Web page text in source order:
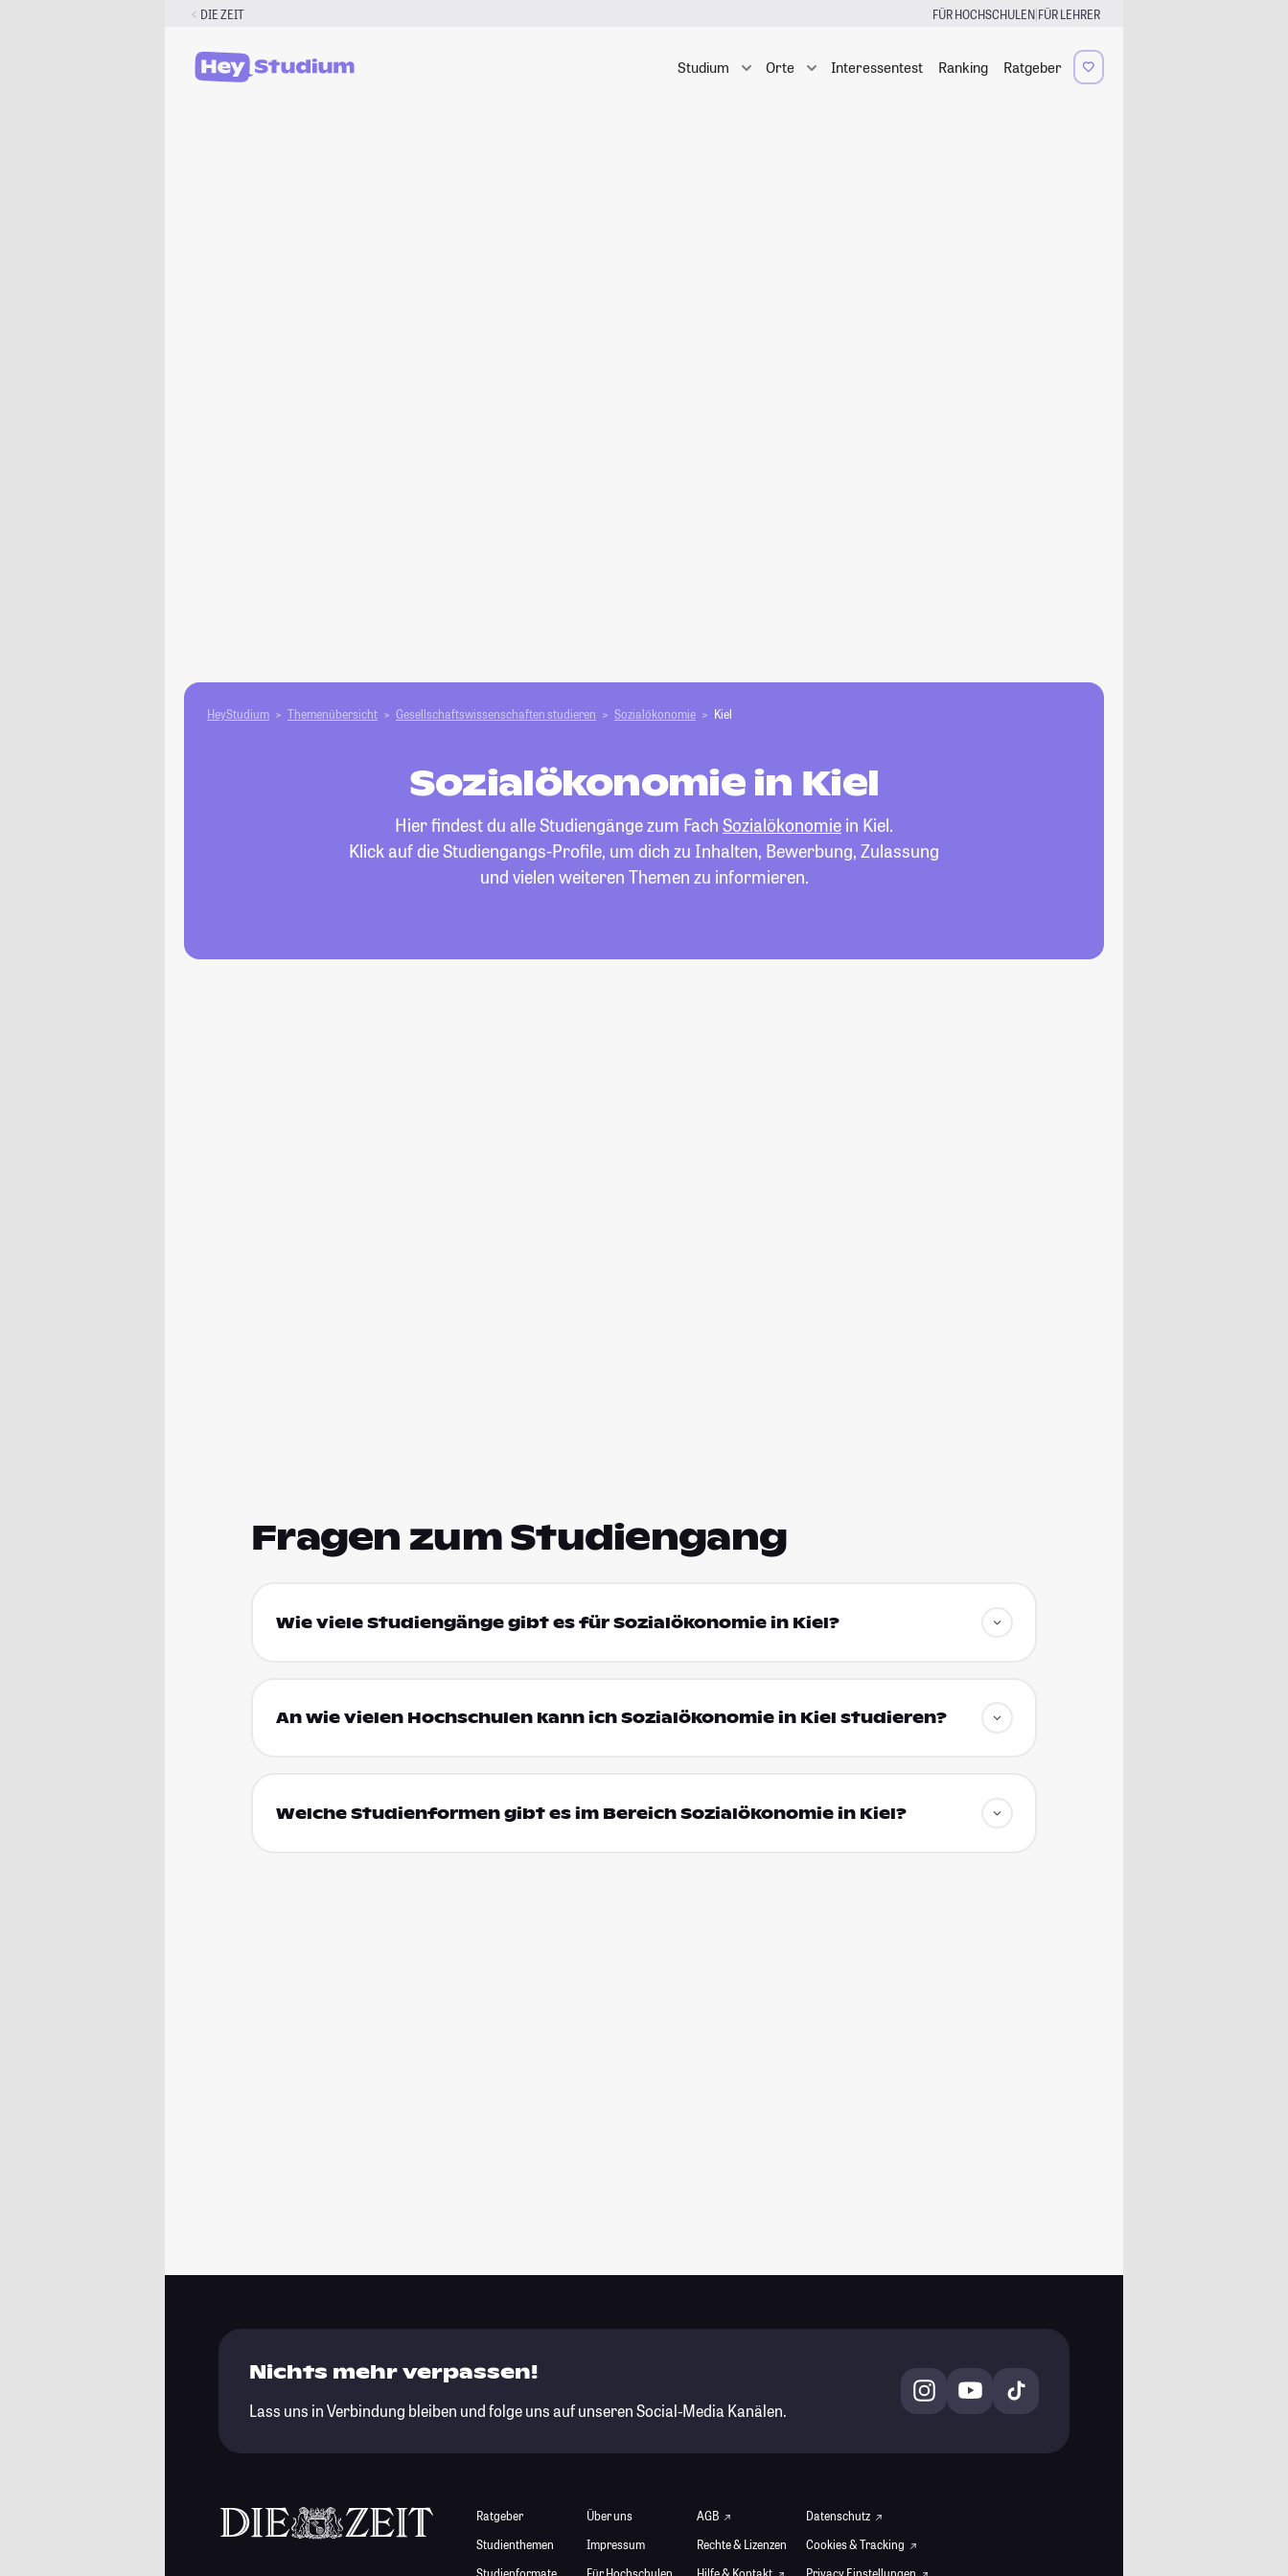
DIE ZEIT FÜR HOCHSCHULEN|FÜR LEHRER
Studium Orte Interessentest Ranking Ratgeber
HeyStudium Themenübersicht Gesellschafts­­wissenschaften studieren Sozialökonomie Kiel
Sozialökonomie in Kiel
Hier findest du alle Studiengänge zum Fach Sozialökonomie in Kiel.
Klick auf die Studiengangs-Profile, um dich zu Inhalten, Bewerbung, Zulassung
und vielen weiteren Themen zu informieren.
Fragen zum Studiengang
Wie viele Studiengänge gibt es für Sozialökonomie in Kiel?
An wie vielen Hochschulen kann ich Sozialökonomie in Kiel studieren?
Welche Studienformen gibt es im Bereich Sozialökonomie in Kiel?
Nichts mehr verpassen!
Lass uns in Verbindung bleiben und folge uns auf unseren Social-Media Kanälen.
Ratgeber
Studienthemen
Studienformate
Über uns
Impressum
Für Hochschulen
AGB
Rechte & Lizenzen
Hilfe & Kontakt
Datenschutz
Cookies & Tracking
Privacy Einstellungen